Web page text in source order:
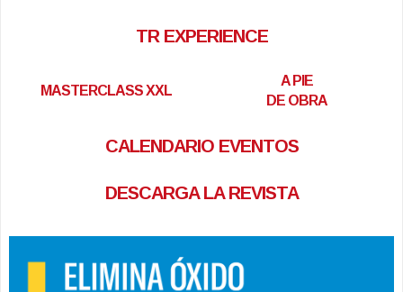
TR EXPERIENCE
MASTERCLASS XXL
A PIE
DE OBRA
CALENDARIO EVENTOS
DESCARGA LA REVISTA